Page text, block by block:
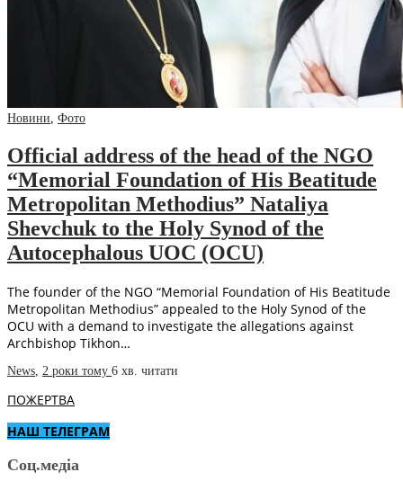
Новини, Фото
Official address of the head of the NGO
“Memorial Foundation of His Beatitude
Metropolitan Methodius” Nataliya
Shevchuk to the Holy Synod of the
Autocephalous UOC (OCU)
The founder of the NGO “Memorial Foundation of His Beatitude
Metropolitan Methodius” appealed to the Holy Synod of the
OCU with a demand to investigate the allegations against
Archbishop Tikhon…
News, 2 роки тому 6 хв. читати
ПОЖЕРТВА
НАШ ТЕЛЕГРАМ
Соц.медіа